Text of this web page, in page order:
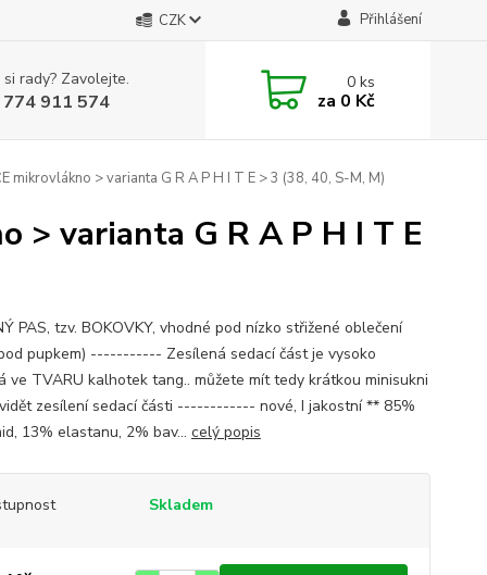
CZK Přihlášení
rady? Zavolejte.
911 574
0ks
za 0 Kč
mikrovlákno > varianta G R A P H I T E > 3 (38, 40, S-M, M)
> varianta G R A P H I T E
PAS, tzv. BOKOVKY, vhodné pod nízko střižené oblečení
pupkem) ----------- Zesílená sedací část je vysoko
ve TVARU kalhotek tang.. můžete mít tedy krátkou minisukni
zesílení sedací části ------------ nové, I jakostní ** 85%
13% elastanu, 2% bav... celý popis
Skladem